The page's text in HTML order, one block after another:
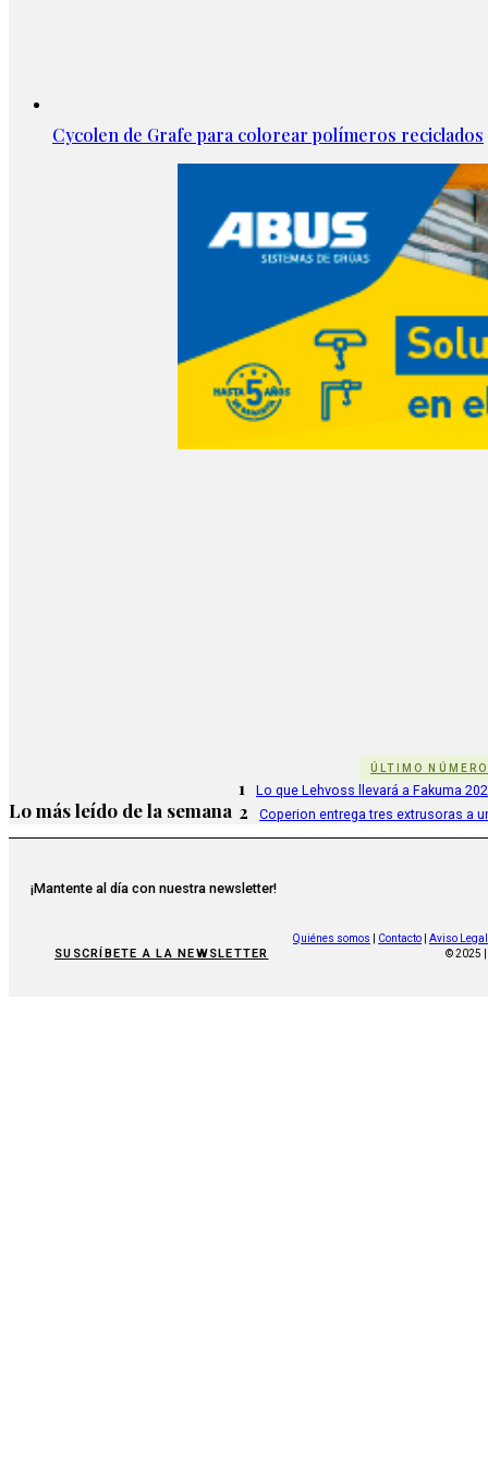
Cycolen de Grafe para colorear polímeros reciclados
ÚLTIMO NÚMERO
Lo más leído de la semana
1 Lo que Lehvoss llevará a Fakuma
2 Coperion entrega tres extrusoras a
¡Mantente al día con nuestra newsletter!
SUSCRÍBETE A LA NEWSLETTER
Quiénes somos Contacto
Aviso Legal
© 2025